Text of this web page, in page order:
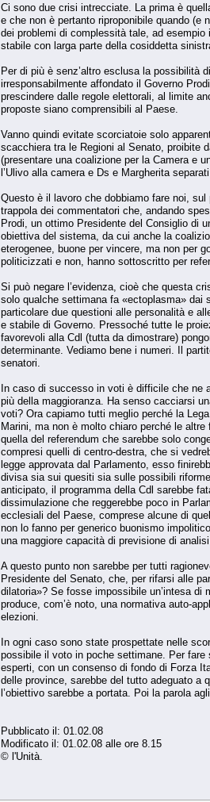
Ci sono due crisi intrecciate. La prima è
e che non è pertanto riproponibile quando
dei problemi di complessità tale, ad
stabile con larga parte della cosiddetta
Per di più è senz’altro esclusa la possibilità
irresponsabilmente affondato il Governo
prescindere dalle regole elettorali, al limite
proposte siano comprensibili al Paese.
Vanno quindi evitate scorciatoie solo
scacchiera tra le Regioni al Senato, proibite
(presentare una coalizione per la Camera e
l’Ulivo alla camera e Ds e Margherita
Questo è il lavoro che dobbiamo fare noi,
trappola dei commentatori che, andando
Prodi, un ottimo Presidente del Consiglio di
obiettiva del sistema, da cui anche la
eterogenee, buone per vincere, ma non per
politicizzati e non, hanno sottoscritto per
Si può negare l’evidenza, cioè che questa
solo qualche settimana fa «ectoplasma» dai
particolare due questioni alle personalità e
e stabile di Governo. Pressoché tutte le
favorevoli alla Cdl (tutta da dimostrare)
determinante. Vediamo bene i numeri. Il
senatori.
In caso di successo in voti è difficile che ne
più della maggioranza. Ha senso cacciarsi
voti? Ora capiamo tutti meglio perché la
Marini, ma non è molto chiaro perché le
quella del referendum che sarebbe solo
compresi quelli di centro-destra, che si
legge approvata dal Parlamento, esso
divisa sia sui quesiti sia sulle possibili
anticipato, il programma della Cdl sarebbe
dissimulazione che reggerebbe poco in
ecclesiali del Paese, comprese alcune di
non lo fanno per generico buonismo
una maggiore capacità di previsione di
A questo punto non sarebbe per tutti
Presidente del Senato, che, per rifarsi alle
dilatoria»? Se fosse impossibile un’intesa di
produce, com’è noto, una normativa auto-
elezioni.
In ogni caso sono state prospettate nelle
possibile il voto in poche settimane. Per
esperti, con un consenso di fondo di Forza
delle province, sarebbe del tutto adeguato a
l’obiettivo sarebbe a portata. Poi la parola
Pubblicato il: 01.02.08
Modificato il: 01.02.08 alle ore 8.15
© l'Unità.